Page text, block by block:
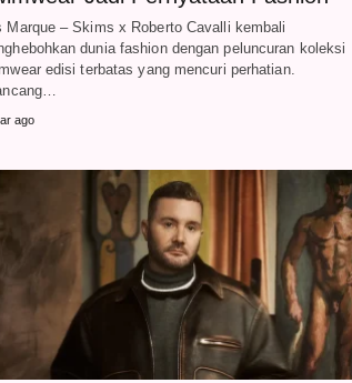
Marque – Skims x Roberto Cavalli kembali
dunia fashion dengan peluncuran koleksi
edisi terbatas yang mencuri perhatian.
ago